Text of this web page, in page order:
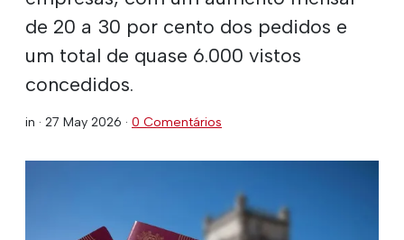
de 20 a 30 por cento dos pedidos e
um total de quase 6.000 vistos
concedidos.
in · 27 May 2026 · 0 Comentários